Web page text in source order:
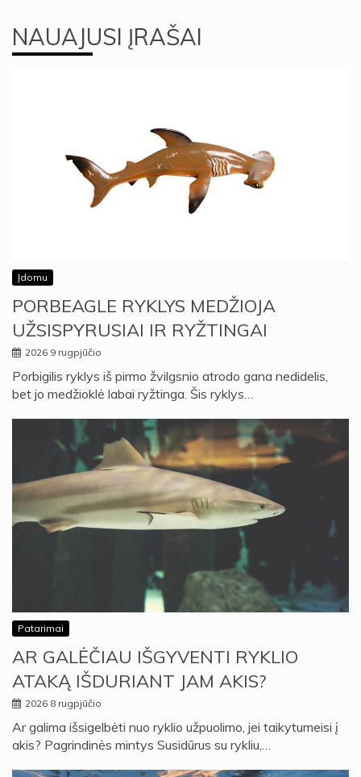
NAUAJUSI ĮRAŠAI
Įdomu
PORBEAGLE RYKLYS MEDŽIOJA
UŽSISPYRUSIAI IR RYŽTINGAI
2026 9 rugpjūčio
Porbigilis ryklys iš pirmo žvilgsnio atrodo gana nedidelis,
bet jo medžioklė labai ryžtinga. Šis ryklys…
Patarimai
AR GALĖČIAU IŠGYVENTI RYKLIO
ATAKĄ IŠDURIANT JAM AKIS?
2026 8 rugpjūčio
Ar galima išsigelbėti nuo ryklio užpuolimo, jei taikytumeisi į
akis? Pagrindinės mintys Susidūrus su rykliu,…